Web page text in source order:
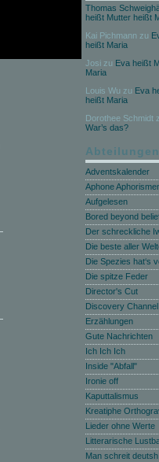
Thomas
heißt Mutter heißt
Kai Pichmann zu
heißt Maria
Josi zu Eva heißt
Maria
Louis Wu zu Eva
heißt Maria
Dorothee Schmidt
War’s das?
Abteilungen
Adventskalender
Aphone
Aufgelesen
Bored beyond
Der schreckliche
Die beste aller
Die Spezies hat‘s
Die spitze Feder
Director's Cut
Discovery Channel
Erzählungen
Gute Nachrichten
Ich Ich Ich
Inside "Abfall"
Ironie off
Kaputtalismus
Kreatiphe
Lieder ohne Werte
Litterarische
Man schreit deutsh